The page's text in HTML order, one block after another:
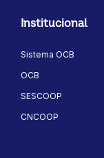
Institucional
Sistema OCB
OCB
SESCOOP
CNCOOP